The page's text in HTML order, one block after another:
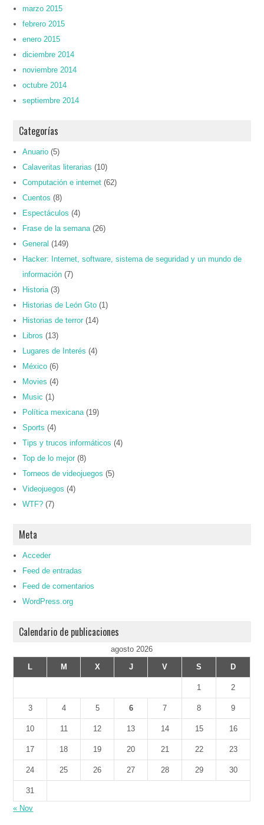
marzo 2015
febrero 2015
enero 2015
diciembre 2014
noviembre 2014
octubre 2014
septiembre 2014
Categorías
Anuario (5)
Calaveritas literarias (10)
Computación e internet (62)
Cuentos (8)
Espectáculos (4)
Frase de la semana (26)
General (149)
Hacker: Internet, software, sistema de seguridad y un mundo de
información (7)
Historia (3)
Historias de León Gto (1)
Historias de terror (14)
Libros (13)
Lugares de Interés (4)
México (6)
Movies (4)
Music (1)
Política mexicana (19)
Sports (4)
Tips y trucos informáticos (4)
Top de lo mejor (8)
Torneos de videojuegos (5)
Videojuegos (4)
WTF? (7)
Meta
Acceder
Feed de entradas
Feed de comentarios
WordPress.org
Calendario de publicaciones
agosto 2026
L
M X J V S D
1 2
3 4 5 6 7 8 9
10 11 12 13 14 15 16
17 18 19 20 21 22 23
24 25 26 27 28 29 30
31
« Nov